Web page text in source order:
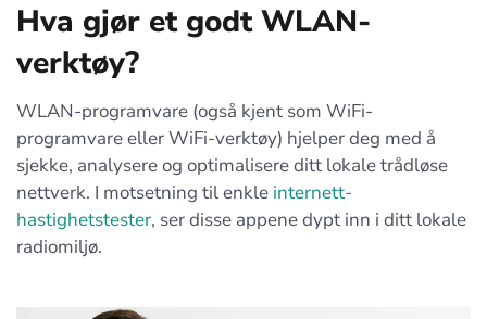
Hva gjør et godt WLAN-
verktøy?
WLAN-programvare (også kjent som WiFi-
programvare eller WiFi-verktøy) hjelper deg med å
sjekke, analysere og optimalisere ditt lokale trådløse
nettverk. I motsetning til enkle internett-
hastighetstester, ser disse appene dypt inn i ditt lokale
radiomiljø.